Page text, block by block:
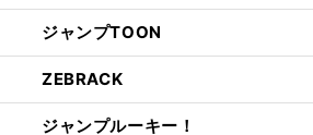
ジャンプTOON
ZEBRACK
ジャンプルーキー！